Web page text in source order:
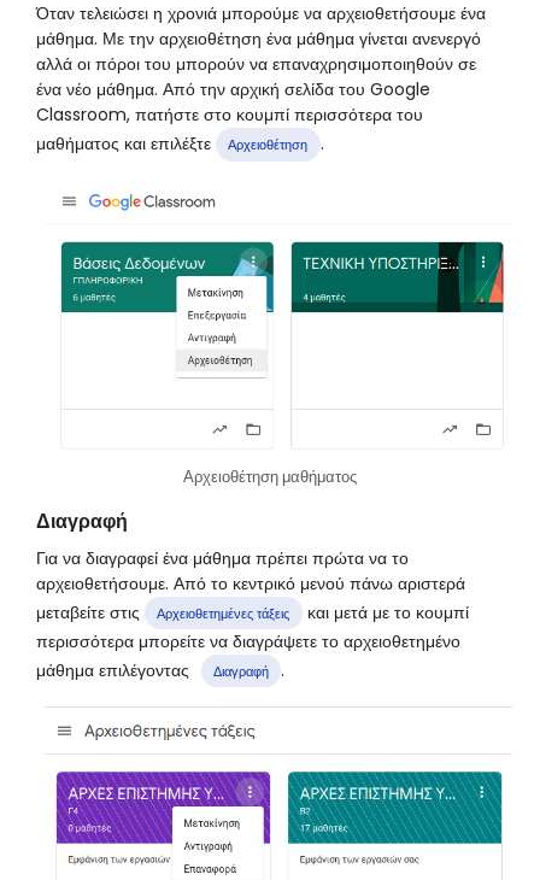
Όταν τελειώσει η χρονιά μπορούμε να αρχειοθετήσουμε ένα
μάθημα. Με την αρχειοθέτηση ένα μάθημα γίνεται ανενεργό
αλλά οι πόροι του μπορούν να επαναχρησιμοποιηθούν σε
ένα νέο μάθημα. Από την αρχική σελίδα του Google
Classroom, πατήστε στο κουμπί περισσότερα του
μαθήματος και επιλέξτε
Αρχειοθέτηση .
Αρχειοθέτηση μαθήματος
Διαγραφή
Για να διαγραφεί ένα μάθημα πρέπει πρώτα να το
αρχειοθετήσουμε. Από το κεντρικό μενού πάνω αριστερά
μεταβείτε στις
Αρχειοθετημένες τάξεις
και μετά με το κουμπί
περισσότερα μπορείτε να διαγράψετε το αρχειοθετημένο
μάθημα επιλέγοντας
Διαγραφή .